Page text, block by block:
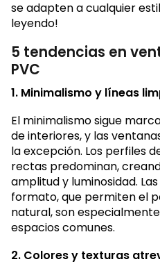
se adapten a cualquier
leyendo!
5 tendencias en
PVC
1. Minimalismo y líneas
El minimalismo sigue
de interiores, y las
la excepción. Los perfiles
rectas predominan,
amplitud y luminosidad.
formato, que permiten el
natural, son
espacios comunes.
2. Colores y texturas